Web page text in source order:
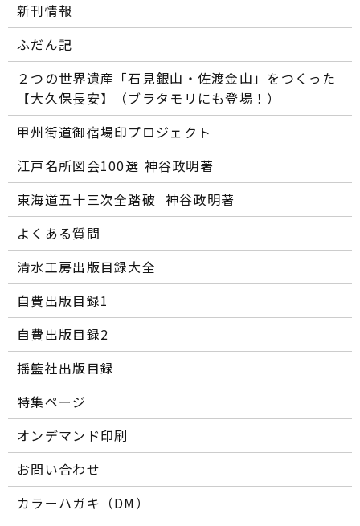
新刊情報
ふだん記
２つの世界遺産「石見銀山・佐渡金山」をつくった
【大久保長安】（ブラタモリにも登場！）
甲州街道御宿場印プロジェクト
江戸名所図会100選―― 神谷政明著
東海道五十三次全踏破 ―― 神谷政明著
よくある質問
清水工房出版目録大全
自費出版目録1
自費出版目録2
揺籃社出版目録
特集ページ
オンデマンド印刷
お問い合わせ
カラーハガキ（DM）